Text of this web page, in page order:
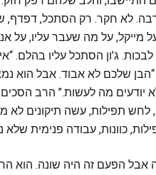
לא חקר. רק הסתכל, דפדף,
מייקל, על מה שעבר עליו, על
ג’ון הסתכל עליו בהלם.
שלכם לא אבוד. אבל הוא
לא יודעים מה לעשות.” הרב
תפילות, עשה תיקונים לא
כוונות, עבודה פנימית שלא
אבל הפעם זה היה שונה. הוא